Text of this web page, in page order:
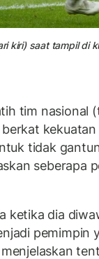
kiri) saat tampil di
tim nasional
kekuatan
tidak
seberapa
ketika dia
pemimpin